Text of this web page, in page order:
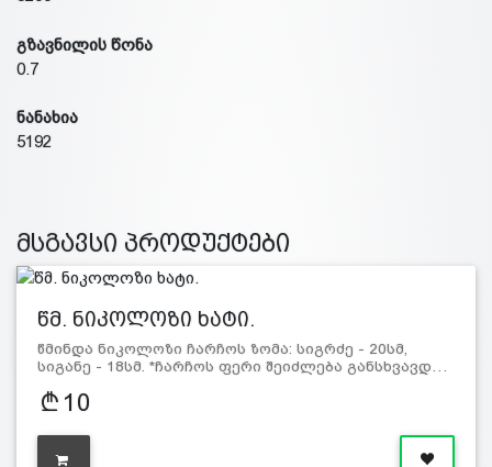
გზავნილის წონა
0.7
ნანახია
5192
მსგავსი პროდუქტები
წმ. ნიკოლოზი ხატი.
წმინდა ნიკოლოზი ჩარჩოს ზომა: სიგრძე - 20სმ,
სიგანე - 18სმ. *ჩარჩოს ფერი შეიძლება განსხვავდ…
10